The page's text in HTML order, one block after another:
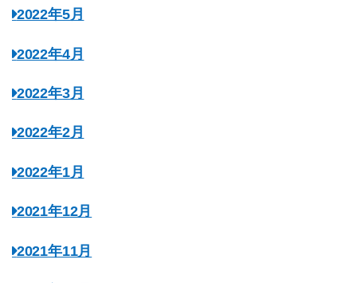
2022年5月
2022年4月
2022年3月
2022年2月
2022年1月
2021年12月
2021年11月